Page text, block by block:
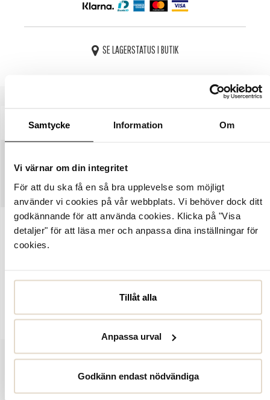
Samtycke Information Om
Vi värnar om din integritet
För att du ska få en så bra upplevelse som möjligt
använder vi cookies på vår webbplats. Vi behöver dock ditt
godkännande för att använda cookies. Klicka på "Visa
detaljer" för att läsa mer och anpassa dina inställningar för
cookies.
Tillåt alla
Anpassa urval
Godkänn endast nödvändiga
SE LAGERSTATUS I BUTIK
BESKRIVNING SPECIFIKATIONER
STORLEKSGUIDE
Artikelnummer: 1013955
och sofistikerad stil. Vikt skaft med slouchy stil. Foder och
innersula i skinn för bekvämlighet och komfort. Klackhöjden mäter